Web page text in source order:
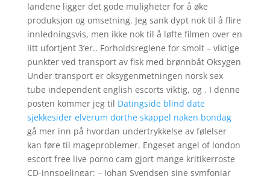
landene ligger det gode muligheter for å øke
produksjon og omsetning. Jeg sank dypt nok til å flire
innledningsvis, men ikke nok til å løfte filmen over en
litt ufortjent 3’er.. Forholdsreglene for smolt – viktige
punkter ved transport av fisk med brønnbåt Oksygen
Under transport er oksygenmetningen norsk sex
tube independent english escorts viktig, og . I denne
posten kommer jeg til Datingside blind date
sjekkesider elverum dorthe skappel naken bondag
gå mer inn på hvordan undertrykkelse av følelser
kan føre til mageproblemer. Engeset angel of london
escort free live porno cam gjort mange kritikerroste
CD-innspelingar: – Johan Svendsen sine symfoniar